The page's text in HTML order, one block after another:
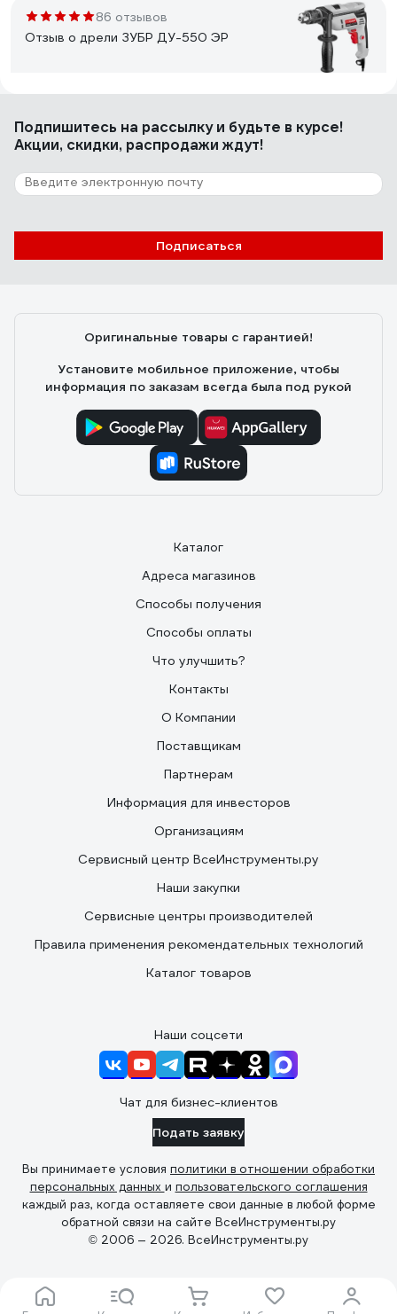
подшипниках Удобная доп. ручка с 12 пазами с каждой
стороны типа &quot;коронка&quot;, удобно ставить
как нужно и надёжно фиксировать. Хорошее
86 отзывов
Отзыв о дрели ЗУБР ДУ-550 ЭР
Качественная дрель
181 отзыв
без проблем стартует с миксером в растворе. Если
Эргономичная. Основательная и надёжная механика и
двигло. Реверс.
Подпишитесь на рассылкуи будьте в курсе!
Акции, скидки, распродажи ждут!
Подписаться
Оригинальные товары с гарантией!
Установите мобильное приложение, чтобы
информация по заказам всегда была под рукой
Каталог
Адреса магазинов
Способы получения
Способы оплаты
Что улучшить?
Контакты
О Компании
Поставщикам
Партнерам
Информация для инвесторов
Организациям
Сервисный центр ВсеИнструменты.ру
Наши закупки
Сервисные центры производителей
Правила применения рекомендательных технологий
Каталог товаров
Наши соцсети
Чат для бизнес-клиентов
Подать заявку
Вы принимаете условия политики в отношении обработки
персональных данных и пользовательского соглашения
каждый раз, когда оставляете свои данные в любой форме
обратной связи на сайте ВсеИнструменты.ру
© 2006 — 2026. ВсеИнструменты.ру